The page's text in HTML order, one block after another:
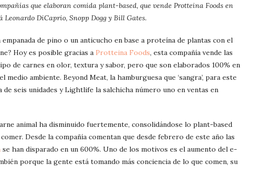
que elaboran comida plant-based, que vende Protteina Foods en
Leonardo DiCaprio, Snopp Dogg y Bill Gates.
de pino o un anticucho en base a proteína de plantas con el
Hoy es posible gracias a Protteina Foods, esta compañía vende las
de carnes en olor, textura y sabor, pero que son elaborados 100% en
medio ambiente. Beyond Meat, la hamburguesa que ‘sangra’, para este
seis unidades y Lightlife la salchicha número uno en ventas en
animal ha disminuido fuertemente, consolidándose lo plant-based
Desde la compañía comentan que desde febrero de este año las
se han disparado en un 600%. Uno de los motivos es el aumento del e-
porque la gente está tomando más conciencia de lo que comen, su